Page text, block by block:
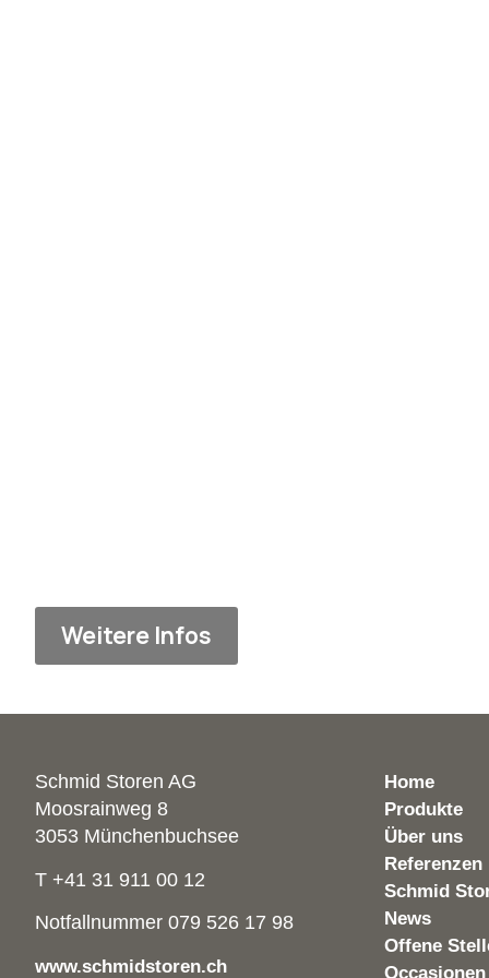
Weitere Infos
Schmid Storen AG
Moosrainweg 8
3053 Münchenbuchsee
T +41 31 911 00 12
Notfallnummer 079 526 17 98
www.schmidstoren.ch
Home
Produkte
Über uns
Referenzen
Schmid
News
Offene
Occasionen